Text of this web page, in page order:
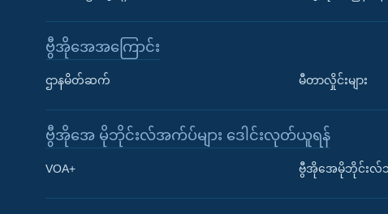
Learning English
ဗွီအိုအေအကြောင်း
ဌာနမိတ်ဆက် မီတာလှိုင်းများ
ဗွီအိုအေ မိုဘိုင်းလ်အက်ပ်များ ဒေါင်းလုတ်ယူရန်
VOA+ ဗွီအိုအေမိုဘိုင်းလ်